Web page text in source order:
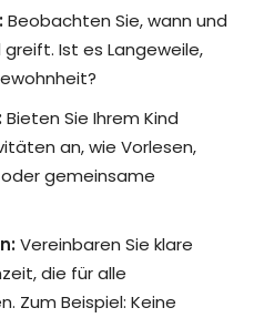
Beobachten Sie, wann und
greift. Ist es Langeweile,
Bieten Sie Ihrem Kind
an, wie Vorlesen,
oder gemeinsame
Vereinbaren Sie klare
die für alle
Zum Beispiel: Keine